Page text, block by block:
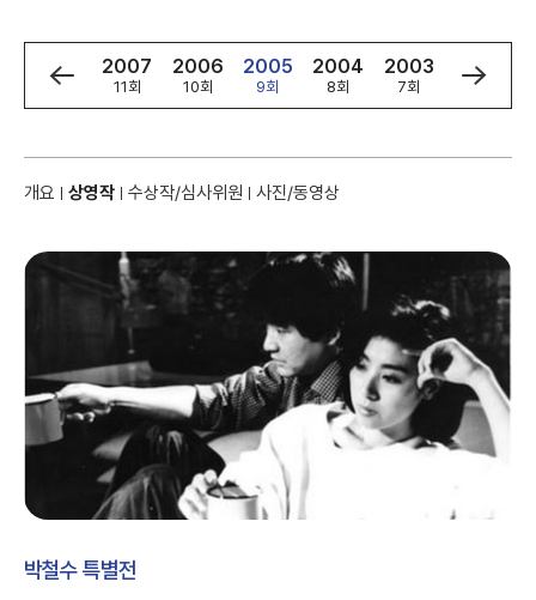
2008
12회
2007
11회
2006
10회
2005
9회
2004
8회
2003
7회
2002
6회
개요 상영작 수상작/심사위원 사진/동영상
박철수 특별전